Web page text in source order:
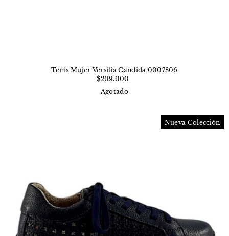
Tenis Mujer Versilia Candida 0007806
$209.000
Agotado
Nueva Colección